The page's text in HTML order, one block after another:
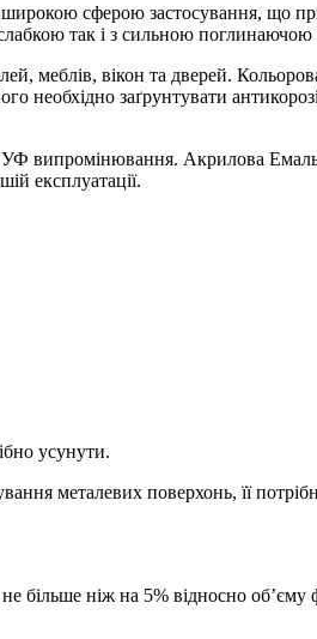
сферою застосування, що
так і з сильною поглинаючою
меблів, вікон та дверей.
необхідно заґрунтувати
УФ випромінювання. Акрилова
експлуатації.
усунути.
металевих поверхонь, її
більше ніж на 5% відносно об’єму